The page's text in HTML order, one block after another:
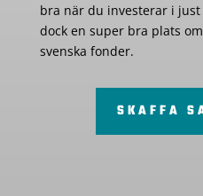
bra när du investerar i
dock en super bra plats
svenska fonder.
SKAFFA